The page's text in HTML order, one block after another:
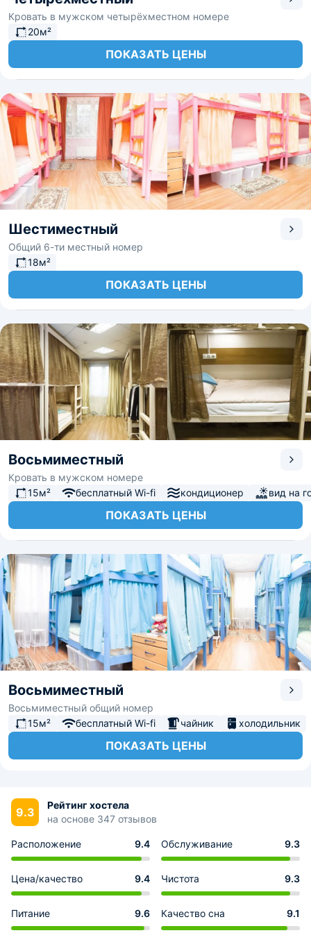
Кровать в мужском четырёхместном номере
20м²
ПОКАЗАТЬ ЦЕНЫ
Шестиместный
Общий 6-ти местный номер
18м²
ПОКАЗАТЬ ЦЕНЫ
Восьмиместный
Кровать в мужском номере
15м²
бесплатный Wi-fi кондиционер вид на
ПОКАЗАТЬ ЦЕНЫ
Восьмиместный
Восьмиместный общий номер
15м²
бесплатный Wi-fi чайник холодильник
ПОКАЗАТЬ ЦЕНЫ
9.3
Рейтинг хостела
на основе 347 отзывов
Расположение 9.4 Обслуживание 9.3
Цена/качество 9.4 Чистота 9.3
Питание 9.6 Качество сна 9.1